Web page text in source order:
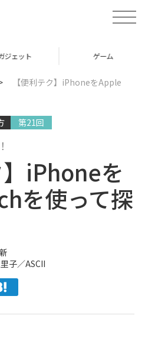
t
o
ジェット ゲーム
【便利テク】iPhoneをApple
第21回
】iPhoneを
を使って探
子／ASCII